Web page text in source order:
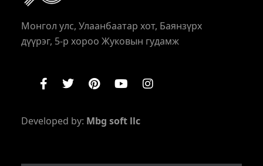
Монгол улс, Улаанбаатар хот, Баянзүрх
дүүрэг, 5-р хороо Жуковын гудамж
Developed by: Mbg soft llc